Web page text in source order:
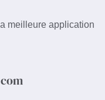
meilleure application